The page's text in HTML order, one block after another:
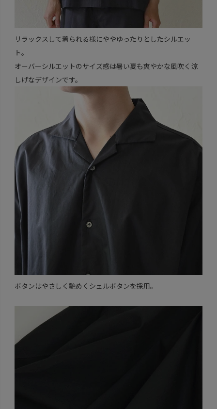
リラックスして着られる様にややゆったりとしたシルエッ
ト。
オーバーシルエットのサイズ感は暑い夏も爽やかな風吹く涼
しげなデザインです。
ボタンはやさしく艶めくシェルボタンを採用。